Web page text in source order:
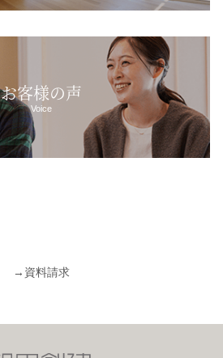
お客様の声
Voice
→ 資料請求